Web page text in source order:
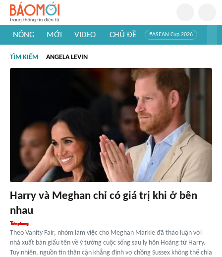
NÓNG MỚI VIDEO CHỦ ĐỀ #ASEAN Cup 2026
#Khám phá thế giới
TÌM KIẾM ANGELA LEVIN
Harry và Meghan chỉ có giá trị khi ở bên
nhau
Theo Vanity Fair, nhóm làm việc cho Meghan Markle đã thảo luận với
nhà xuất bản giấu tên về ý tưởng cuộc sống sau ly hôn Hoàng tử Harry.
Tuy nhiên, nguồn tin thân cận khẳng định vợ chồng Sussex không thể chia